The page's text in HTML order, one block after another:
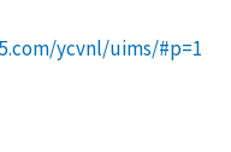
ycvnl/uims/#p=1